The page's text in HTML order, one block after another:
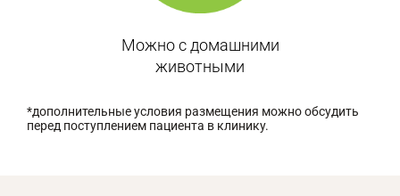
Можно с домашними
животными
*дополнительные условия размещения можно обсудить
перед поступлением пациента в клинику.